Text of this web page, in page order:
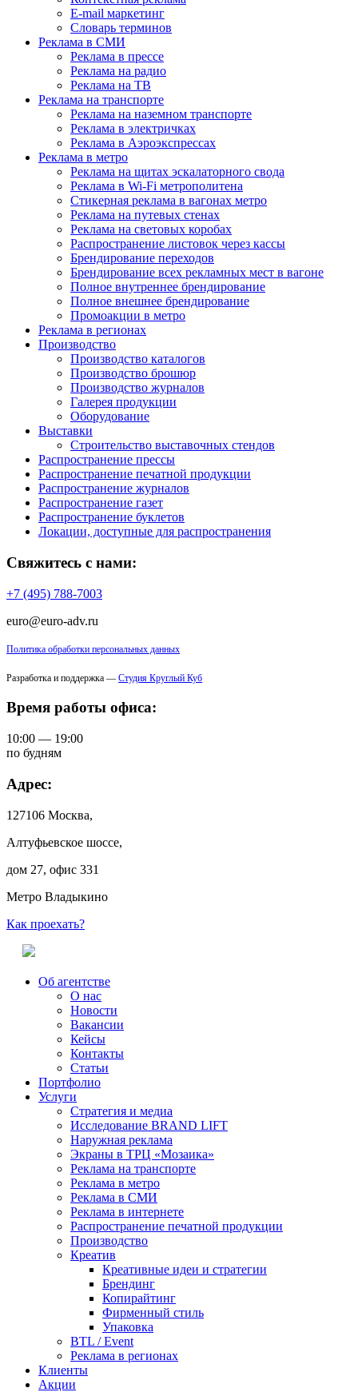
E-mail маркетинг
Словарь терминов
Реклама в СМИ
Реклама в прессе
Реклама на радио
Реклама на ТВ
Реклама на транспорте
Реклама на наземном транспорте
Реклама в электричках
Реклама в Аэроэкспрессах
Реклама в метро
Реклама на щитах эскалаторного свода
Реклама в Wi-Fi метрополитена
Стикерная реклама в вагонах метро
Реклама на путевых стенах
Реклама на световых коробах
Распространение листовок через кассы
Брендирование переходов
Брендирование всех рекламных мест в вагоне
Полное внутреннее брендирование
Полное внешнее брендирование
Промоакции в метро
Реклама в регионах
Производство
Производство каталогов
Производство брошюр
Производство журналов
Галерея продукции
Оборудование
Выставки
Строительство выставочных стендов
Распространение прессы
Распространение печатной продукции
Распространение журналов
Распространение газет
Распространение буклетов
Локации, доступные для распространения
Свяжитесь с нами:
+7 (495) 788-7003
euro@euro-adv.ru
Политика обработки персональных данных
Разработка и поддержка — Студия Круглый Куб
Время работы офиса:
10:00 — 19:00
по будням
Адрес:
127106 Москва,
Алтуфьевское шоссе,
дом 27, офис 331
Метро Владыкино
Как проехать?
Об агентстве
О нас
Новости
Вакансии
Кейсы
Контакты
Статьи
Портфолио
Услуги
Стратегия и медиа
Исследование BRAND LIFT
Наружная реклама
Экраны в ТРЦ «Мозаика»
Реклама на транспорте
Реклама в метро
Реклама в СМИ
Реклама в интернете
Распространение печатной продукции
Производство
Креатив
Креативные идеи и стратегии
Брендинг
Копирайтинг
Фирменный стиль
Упаковка
BTL / Event
Реклама в регионах
Клиенты
Акции